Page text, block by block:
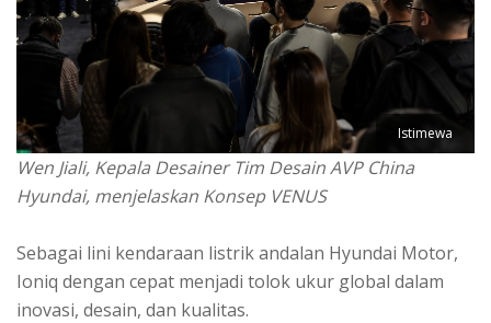
Istimewa
Wen Jiali, Kepala Desainer Tim Desain AVP China
Hyundai, menjelaskan Konsep VENUS
Sebagai lini kendaraan listrik andalan Hyundai Motor,
Ioniq dengan cepat menjadi tolok ukur global dalam
inovasi, desain, dan kualitas.